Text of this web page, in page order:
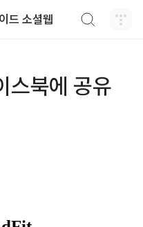
드 소셜웹
스북에 공유